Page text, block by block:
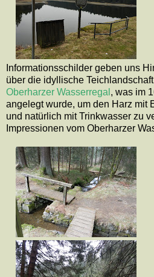
Informationsschilder geben uns
über die idyllische
Oberharzer Wasserregal , was im
angelegt wurde, um den Harz mit
und natürlich mit Trinkwasser zu
Impressionen vom Oberharzer